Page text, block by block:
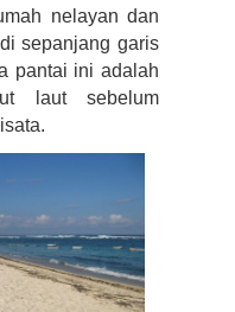
nelayan dan
sepanjang garis
pantai ini adalah
laut sebelum